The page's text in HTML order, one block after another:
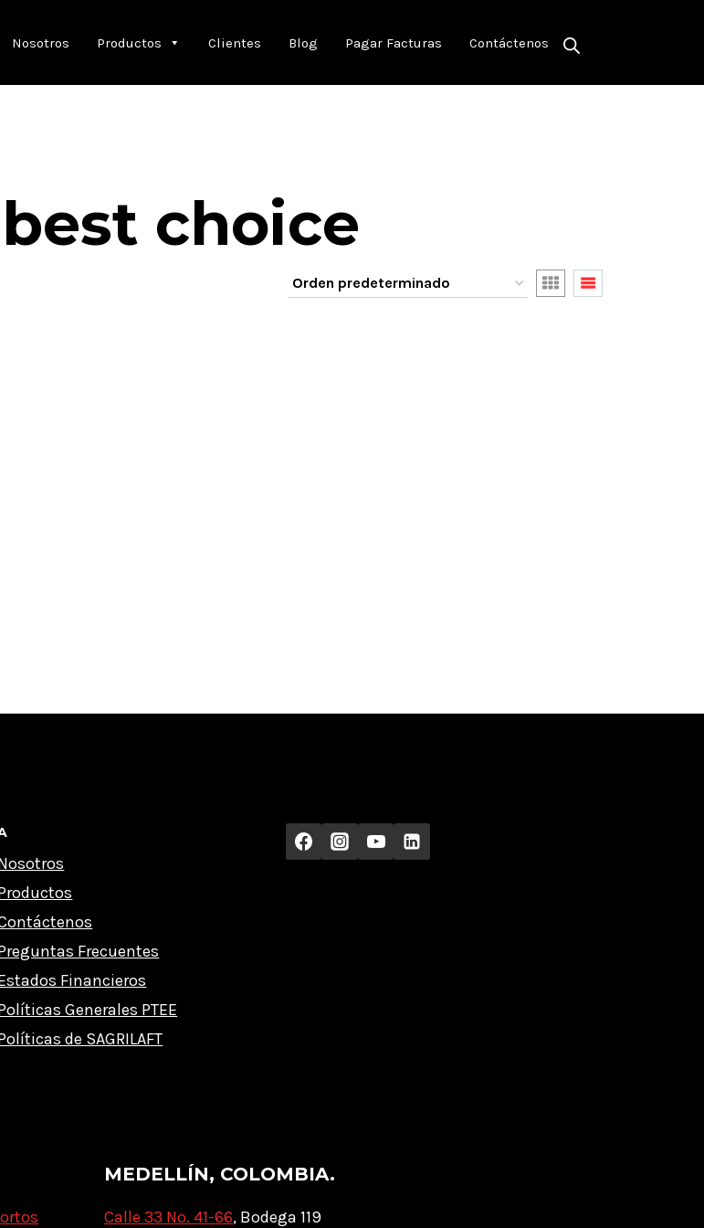
Nosotros Productos Clientes Blog Pagar Facturas Contáctenos
choice
Frecuentes
Financieros
Generales PTEE
de SAGRILAFT
MEDELLÍN, COLOMBIA.
Calle 33 No. 41-66, Bodega 119